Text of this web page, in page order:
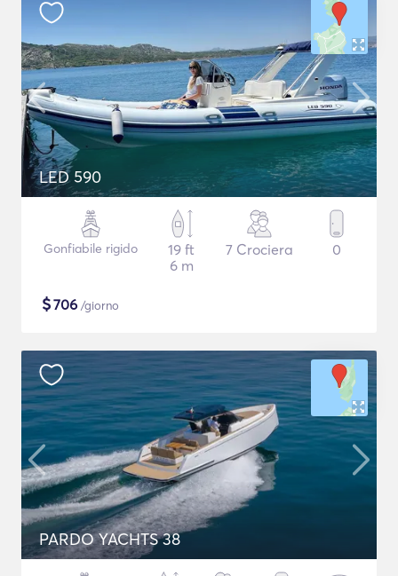
LED 590
Gonfiabile rigido
19 ft
6 m
7 Crociera 0
$706 /giorno
PARDO YACHTS 38